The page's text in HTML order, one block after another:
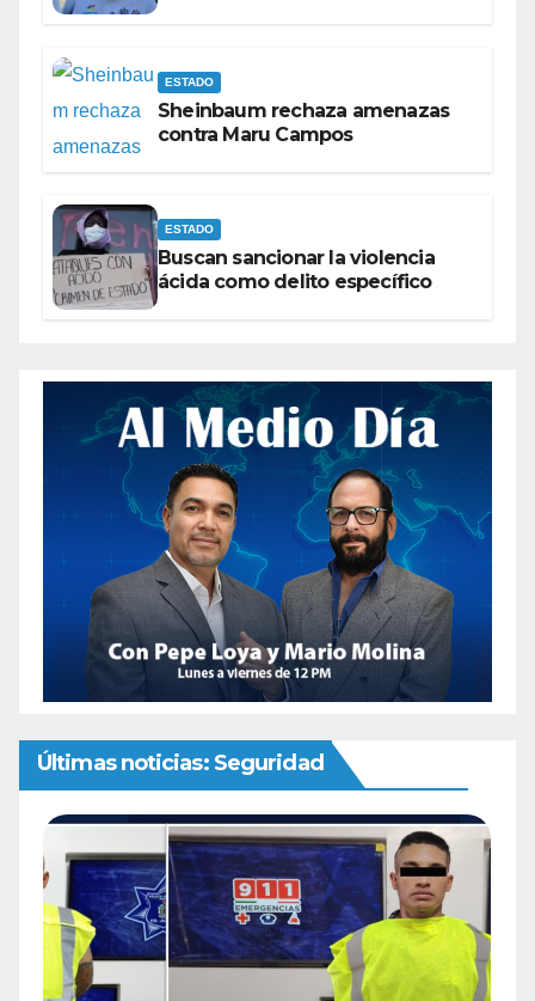
ESTADO
Sheinbaum rechaza amenazas
contra Maru Campos
ESTADO
Buscan sancionar la violencia
ácida como delito específico
Últimas noticias: Seguridad